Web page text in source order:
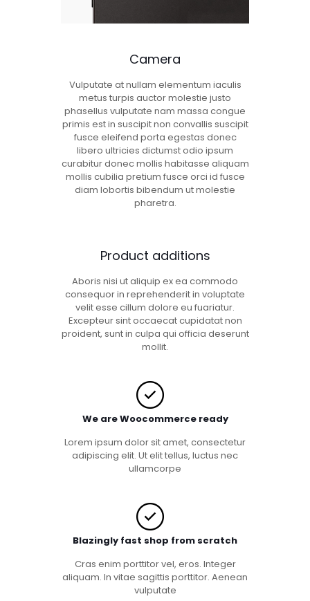
Camera
Vulputate at nullam elementum iaculis
metus turpis auctor molestie justo
phasellus vulputate nam massa congue
primis est in suscipit non convallis suscipit
fusce eleifend porta egestas donec
libero ultricies dictumst odio ipsum
curabitur donec mollis habitasse aliquam
mollis cubilia pretium fusce orci id fusce
diam lobortis bibendum ut molestie
pharetra.
Product additions
Aboris nisi ut aliquip ex ea commodo
consequor in reprehenderit in voluptate
velit esse cillum dolore eu fuariatur.
Excepteur sint occaecat cupidatat non
proident, sunt in culpa qui officia deserunt
mollit.
We are Woocommerce ready
Lorem ipsum dolor sit amet, consectetur
adipiscing elit. Ut elit tellus, luctus nec
ullamcorpe
Blazingly fast shop from scratch
Cras enim porttitor vel, eros. Integer
aliquam. In vitae sagittis porttitor. Aenean
vulputate